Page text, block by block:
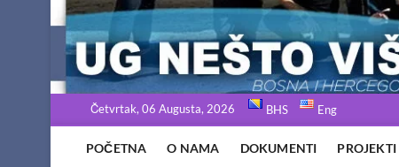
Četvrtak, 06 Augusta, 2026 BHS Eng
POČETNA O NAMA DOKUMENTI PROJEKTI